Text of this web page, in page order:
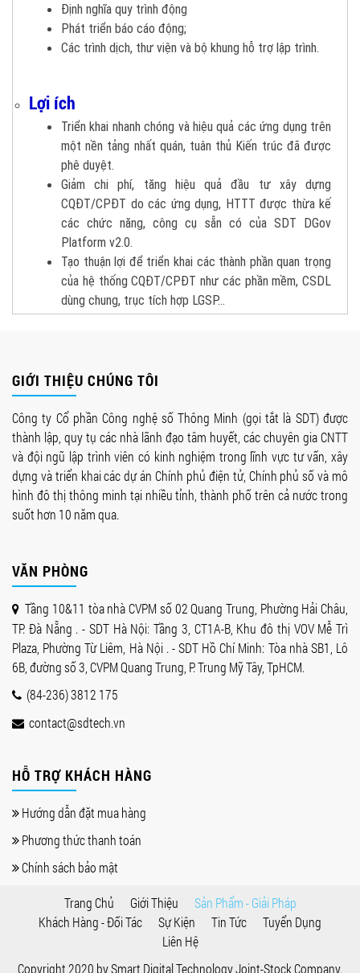
Định nghĩa quy trình động
Phát triển báo cáo động;
Các trình dịch, thư viện và bộ khung hỗ trợ lập trình.
Lợi ích
Triển khai nhanh chóng và hiệu quả các ứng dụng trên
một nền tảng nhất quán, tuân thủ Kiến trúc đã được
phê duyệt.
Giảm chi phí, tăng hiệu quả đầu tư xây dựng
CQĐT/CPĐT do các ứng dụng, HTTT được thừa kế
các chức năng, công cụ sẵn có của SDT DGov
Platform v2.0.
Tạo thuận lợi để triển khai các thành phần quan trọng
của hệ thống CQĐT/CPĐT như các phần mềm, CSDL
dùng chung, trục tích hợp LGSP…
GIỚI THIỆU CHÚNG TÔI
Công ty Cổ phần Công nghệ số Thông Minh (gọi tắt là SDT) được
thành lập, quy tụ các nhà lãnh đạo tâm huyết, các chuyên gia CNTT
và đội ngũ lập trình viên có kinh nghiệm trong lĩnh vực tư vấn, xây
dựng và triển khai các dự án Chính phủ điện tử, Chính phủ số và mô
hình đô thị thông minh tại nhiều tỉnh, thành phố trên cả nước trong
suốt hơn 10 năm qua.
VĂN PHÒNG
Tầng 10&11 tòa nhà CVPM số 02 Quang Trung, Phường Hải Châu,
TP. Đà Nẵng . - SDT Hà Nội: Tầng 3, CT1A-B, Khu đô thị VOV Mễ Trì
Plaza, Phường Từ Liêm, Hà Nội . - SDT Hồ Chí Minh: Tòa nhà SB1, Lô
6B, đường số 3, CVPM Quang Trung, P. Trung Mỹ Tây, TpHCM.
(84-236) 3812 175
contact@sdtech.vn
HỖ TRỢ KHÁCH HÀNG
Hướng dẫn đặt mua hàng
Phương thức thanh toán
Chính sách bảo mật
Trang Chủ Giới Thiệu
Sản Phẩm - Giải Pháp
Khách Hàng - Đối Tác
Sự Kiện Tin Tức
Tuyển Dụng
Liên Hệ
Copyright 2020 bySmart Digital Technology Joint-Stock Company.